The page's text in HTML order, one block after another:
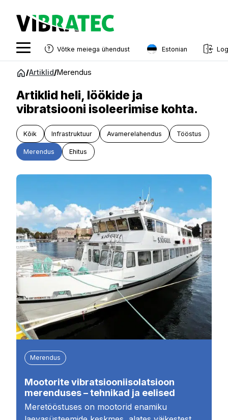
Hüppa
juurde
Võtke meiega ühendust Estonian
Norwegian
French
Estonian
/Artiklid/Merendus
Artiklid heli, löökide ja
vibratsiooni isoleerimise kohta.
Kõik Infrastruktuur Avamerelahendus Tööstus
Merendus Ehitus
Merendus
Mootorite vibratsiooniisolatsioon
merenduses – tehnikad ja eelised
Meretööstuses on mootorid enamiku